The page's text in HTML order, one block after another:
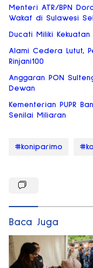
Menteri ATR/BPN
Wakaf di Sulawesi
Ducati Miliki
Alami Cedera Lutut,
Rinjani100
Anggaran PON
Dewan
Kementerian PUPR
Senilai Miliaran
#koniparimo
Baca Juga